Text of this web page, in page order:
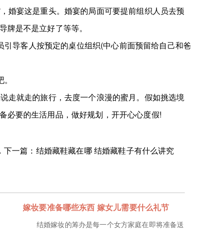
宴这是重头。婚宴的局面可要提前组织人员去预
是不是立好了等等。
导客人按预定的桌位组织(中心前面预留给自己和爸
就走的旅行，去度一个浪漫的蜜月。假如挑选境
必要的生活用品，做好规划，开开心心度假!
下一篇：结婚藏鞋藏在哪 结婚藏鞋子有什么讲究
嫁妆要准备哪些东西 嫁女儿需要什么礼节
结婚嫁妆的筹办是每一个女方家庭在即将准备送